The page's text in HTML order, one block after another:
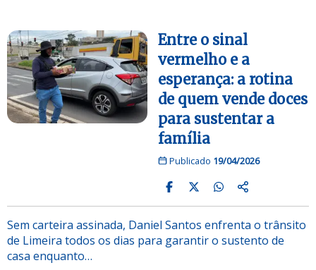
Entre o sinal
vermelho e a
esperança: a rotina
de quem vende doces
para sustentar a
família
Publicado 19/04/2026
Sem carteira assinada, Daniel Santos enfrenta o trânsito
de Limeira todos os dias para garantir o sustento de
casa enquanto…